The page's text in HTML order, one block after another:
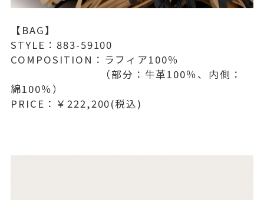
【BAG】
STYLE：883-59100
COMPOSITION：ラフィア100％
（部分：牛革100％、内側：
綿100％）
PRICE：￥222,200(税込)